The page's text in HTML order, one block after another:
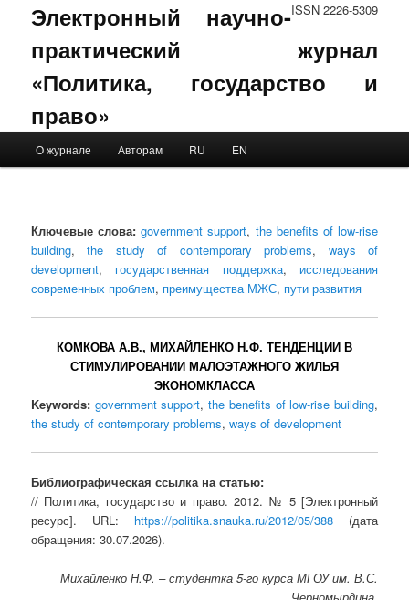
ISSN 2226-5309
Электронный научно-
практический журнал
«Политика, государство и
право»
Skip to primary content
Skip to secondary content
О журнале Авторам RU EN
Ключевые слова: government support, the benefits of low-rise
building,the study of contemporary problems, ways of
development, государственная поддержка, исследования
современных проблем, преимущества МЖС, пути развития
КОМКОВА А.В., МИХАЙЛЕНКО Н.Ф. ТЕНДЕНЦИИ В
СТИМУЛИРОВАНИИ МАЛОЭТАЖНОГО ЖИЛЬЯ
ЭКОНОМКЛАССА
Keywords: government support,the benefits of low-rise building,
the study of contemporary problems,ways of development
Библиографическая ссылка на статью:
// Политика, государство и право. 2012. № 5 [Электронный
ресурс]. URL: https://politika.snauka.ru/2012/05/388(дата
обращения: 30.07.2026).
Михайленко Н.Ф. – студентка 5-го курса МГОУ им. В.С.